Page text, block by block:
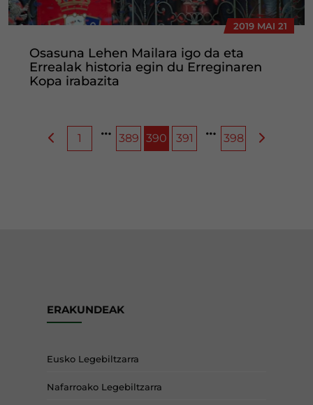
2019 MAI 21
Osasuna Lehen Mailara igo da eta
Errealak historia egin du Erreginaren
Kopa irabazita
1 389 390 391 398
ERAKUNDEAK
Eusko Legebiltzarra
Nafarroako Legebiltzarra